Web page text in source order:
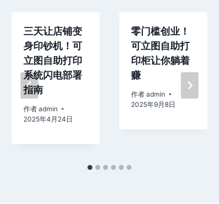
三天让店铺变
身印钞机！可
立图自助打印
系统闪电部署
指南
作者admin
2025年4月24日
零门槛创业！
可立图自助打
印柜让你躺着
赚
作者admin
2025年9月8日